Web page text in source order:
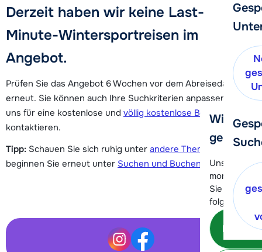
Wir
gerne
Unser
momentan
Sie können
folgenden
Derzeit haben wir keine Last-
Minute-Wintersportreisen im
Angebot.
Prüfen Sie das Angebot 6 Wochen vor dem Abreisedatum
erneut. Sie können auch Ihre Suchkriterien anpassen oder
uns für eine kostenlose und völlig kostenlose Beratung
kontaktieren.
Tipp: Schauen Sie sich ruhig unter andere Themen
um oder
beginnen Sie erneut unter Suchen und Buchen